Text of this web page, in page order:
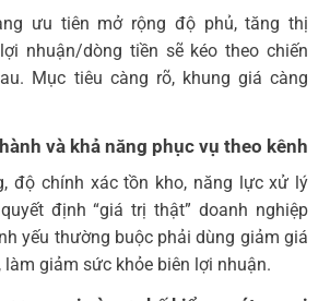
ưu tiên mở rộng độ phủ, tăng thị
nhuận/dòng tiền sẽ kéo theo chiến
Mục tiêu càng rõ, khung giá càng
và khả năng phục vụ theo kênh
độ chính xác tồn kho, năng lực xử lý
định “giá trị thật” doanh nghiệp
yếu thường buộc phải dùng giảm giá
giảm sức khỏe biên lợi nhuận.